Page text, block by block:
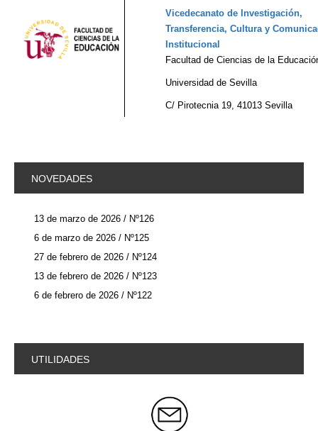
Vicedecanato de Investigación,
Transferencia, Cultura y
Institucional
Facultad de Ciencias de la
Universidad de Sevilla
C/ Pirotecnia 19, 41013 Sevilla
NOVEDADES
13 de marzo de 2026 / Nº126
6 de marzo de 2026 / Nº125
27 de febrero de 2026 / Nº124
13 de febrero de 2026 / Nº123
6 de febrero de 2026 / Nº122
UTILIDADES